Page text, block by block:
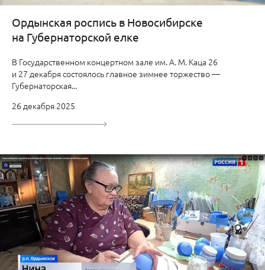
Ордынская роспись в Новосибирске
на Губернаторской елке
В Государственном концертном зале им. А. М. Каца 26
и 27 декабря состоялось главное зимнее торжество —
Губернаторская...
26 декабря 2025